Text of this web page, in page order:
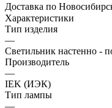
Доставка по
Характеристики
Тип изделия
—
Светильник настенно -
Производитель
—
IEK (ИЭК)
Тип лампы
—